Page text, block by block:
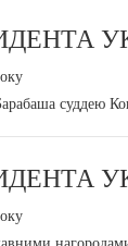
суддею